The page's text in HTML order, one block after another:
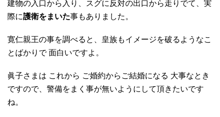
建物の入口から入り、スグに反対の出口から走りでて、実
際に護衛をまいた事もありました。
寛仁親王の事を調べると、皇族もイメージを破るようなこ
とばかりで 面白いですよ。
眞子さまは これから ご婚約からご結婚になる 大事なとき
ですので、警備をまく事が無いようにして頂きたいです
ね。